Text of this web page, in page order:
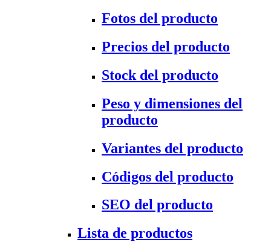
Fotos del producto
Precios del producto
Stock del producto
Peso y dimensiones del
producto
Variantes del producto
Códigos del producto
SEO del producto
Lista de productos